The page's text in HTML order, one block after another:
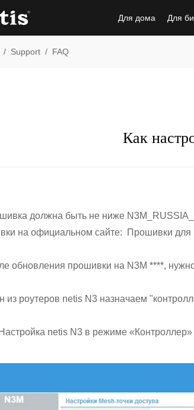
Для дома Для
/ Support / FAQ
Как
должна быть не ниже
на официальном сайте:
Прошивки для
обновления прошивки на N3M ****,
из роутеров netis N3 назначаем
netis N3 в режиме «Контроллер»